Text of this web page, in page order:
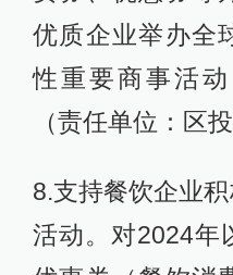
优质企业举办全
性重要商事活动
（责任单位：区
8.支持餐饮企业
活动。对2024年